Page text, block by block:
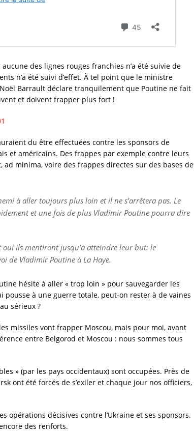
des lignes rouges franchies n’a été suivie de
n’a été suivi d’effet. À tel point que le ministre
Barrault déclare tranquilement que Poutine ne fait
et doivent frapper plus fort !
du être effectuées contre les sponsors de
et américains. Des frappes par exemple contre leurs
ad minima, voire des frappes directes sur des bases de
à aller toujours plus loin et il ne s’arrêtera pas. Le
et une fois de plus Vladimir Poutine pourra dire
ils mentiront jusqu’à atteindre leur but: le
de Vladimir Poutine à La Haye.
hésite à aller « trop loin » pour sauvegarder les
pousse à une guerre totale, peut-on rester à de vaines
sérieux ?
missiles vont frapper Moscou, mais pour moi, avant
entre Belgorod et Moscou : nous sommes tous
» (par les pays occidentaux) sont occupées. Près de
ont été forcés de s’exiler et chaque jour nos officiers,
opérations décisives contre l’Ukraine et ses sponsors.
des renforts.